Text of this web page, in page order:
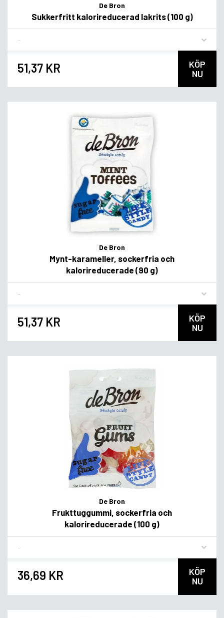
De Bron
Sukkerfritt kalorireducerad lakrits (100 g)
51,37 KR
KÖP
NU
De Bron
Mynt-karameller, sockerfria och
kalorireducerade (90 g)
51,37 KR
KÖP
NU
De Bron
Frukttuggummi, sockerfria och
kalorireducerade (100 g)
36,69 KR
KÖP
NU